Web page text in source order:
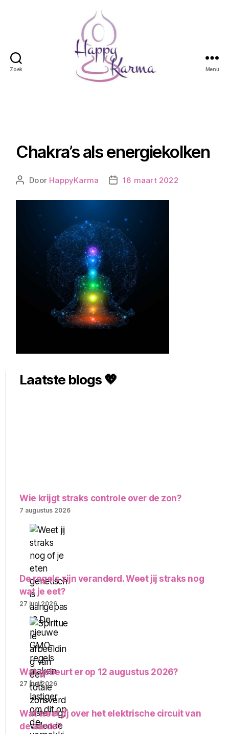
Zoek Menu
Chakra’s als energiekolken
Berichtauteur
Door HappyKarma Berichtdatum
16 maart 2022
Laatste blogs 💖
Wie krijgt straks controle over de zon?
7 augustus 2026
De regels zijn veranderd. Weet jij straks nog
wat je eet?
27 juni 2026
Wat gebeurt er op 12 augustus 2026?
27 juni 2026
Wat weet jij over het elektrische circuit van
de aarde?